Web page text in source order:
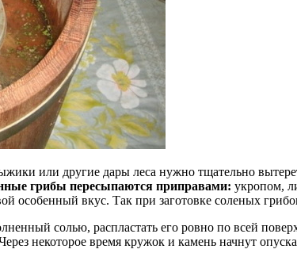
или другие дары леса нужно тщательно
грибы пересыпаются приправами: укропом,
особенный вкус. Так при заготовке соленых
солью, распластать его ровно по всей
некоторое время кружок и камень начнут